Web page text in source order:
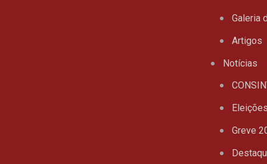
Galeria
Artigos
Notícias
Greve